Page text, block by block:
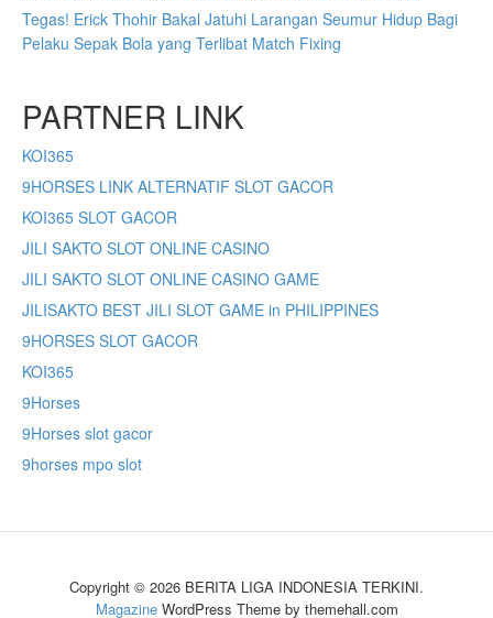
Tegas! Erick Thohir Bakal Jatuhi Larangan Seumur Hidup Bagi
Pelaku Sepak Bola yang Terlibat Match Fixing
PARTNER LINK
KOI365
9HORSES LINK ALTERNATIF SLOT GACOR
KOI365 SLOT GACOR
JILI SAKTO SLOT ONLINE CASINO
JILI SAKTO SLOT ONLINE CASINO GAME
JILISAKTO BEST JILI SLOT GAME in PHILIPPINES
9HORSES SLOT GACOR
KOI365
9Horses
9Horses slot gacor
9horses mpo slot
Copyright © 2026 BERITA LIGA INDONESIA TERKINI.
MagazineWordPress Theme by themehall.com